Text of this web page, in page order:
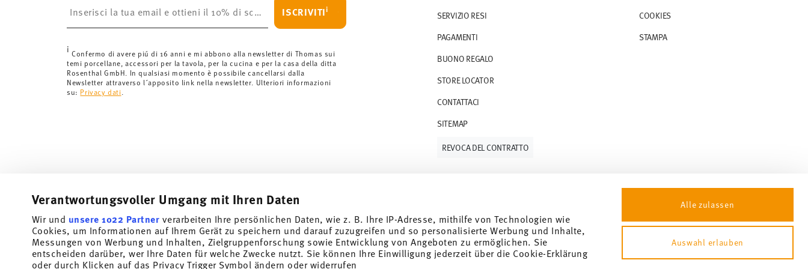
Verantwortungsvoller Umgang mit Ihren Daten
Wir und unsere 1022 Partner verarbeiten Ihre persönlichen Daten, wie z. B. Ihre IP-Adresse, mithilfe von Technologien wie
Cookies, um Informationen auf Ihrem Gerät zu speichern und darauf zuzugreifen und so personalisierte Werbung und Inhalte,
Messungen von Werbung und Inhalten, Zielgruppenforschung sowie Entwicklung von Angeboten zu ermöglichen. Sie
entscheiden darüber, wer Ihre Daten für welche Zwecke nutzt. Sie können Ihre Einwilligung jederzeit über die Cookie-Erklärung
oder durch Klicken auf das Privacy Trigger Symbol ändern oder widerrufen
Alle zulassen
Auswahl erlauben
è gratuita.
Svizzera:Le spedizioni in Svizzera sono gratuite per ordini a partire da 69,90 CHF. Per ordini
Tempi di spedizione in Italia:5-7 giorni lavorativi per gli articoli in stock. Puoi visualizzare i tempi
di consegna per altri paesiqui.
Fornitore del servizio di spedizione:Spediamo con UPS (consegna standard) in Italia.
TracciabilitàRiceverete un codice di tracciamento via e-mail non appena il vostro pacco verrà
ISCRIVITIi
i Confermo di avere piú di 16 anni e mi abbono alla newsletter di Thomas sui
temi porcellane, accessori per la tavola, per la cucina e per la casa della ditta
Rosenthal GmbH. In qualsiasi momento è possibile cancellarsi dalla
Newsletter attraverso l´apposito link nella newsletter. Ulteriori informazioni
su: Privacy dati
SERVIZIO RESI
PAGAMENTI
BUONO REGALO
STORE LOCATOR
CONTATTACI
SITEMAP
COOKIES
STAMPA
REVOCA DEL CONTRATTO